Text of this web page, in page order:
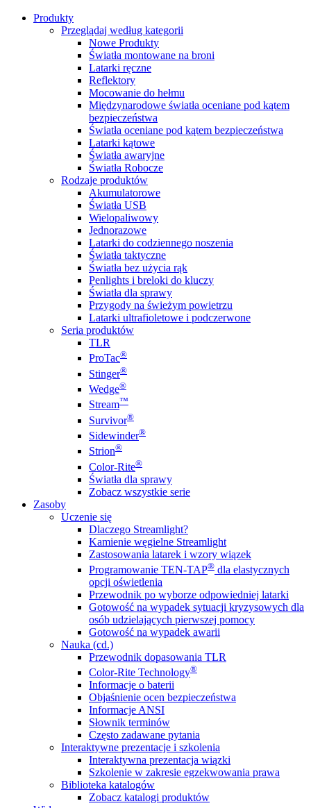
Produkty
Przeglądaj według kategorii
Nowe Produkty
Światła montowane na broni
Latarki ręczne
Reflektory
Mocowanie do hełmu
Międzynarodowe światła oceniane pod kątem
bezpieczeństwa
Światła oceniane pod kątem bezpieczeństwa
Latarki kątowe
Światła awaryjne
Światła Robocze
Rodzaje produktów
Akumulatorowe
Światła USB
Wielopaliwowy
Jednorazowe
Latarki do codziennego noszenia
Światła taktyczne
Światła bez użycia rąk
Penlights i breloki do kluczy
Światła dla sprawy
Przygody na świeżym powietrzu
Latarki ultrafioletowe i podczerwone
Seria produktów
TLR
ProTac®
Stinger®
Wedge®
Stream™
Survivor®
Sidewinder®
Strion®
Color-Rite®
Światła dla sprawy
Zobacz wszystkie serie
Zasoby
Uczenie się
Dlaczego Streamlight?
Kamienie węgielne Streamlight
Zastosowania latarek i wzory wiązek
Programowanie TEN-TAP® dla elastycznych
opcji oświetlenia
Przewodnik po wyborze odpowiedniej latarki
Gotowość na wypadek sytuacji kryzysowych dla
osób udzielających pierwszej pomocy
Gotowość na wypadek awarii
Nauka (cd.)
Przewodnik dopasowania TLR
Color-Rite Technology®
Informacje o baterii
Objaśnienie ocen bezpieczeństwa
Informacje ANSI
Słownik terminów
Często zadawane pytania
Interaktywne prezentacje i szkolenia
Interaktywna prezentacja wiązki
Szkolenie w zakresie egzekwowania prawa
Biblioteka katalogów
Zobacz katalogi produktów